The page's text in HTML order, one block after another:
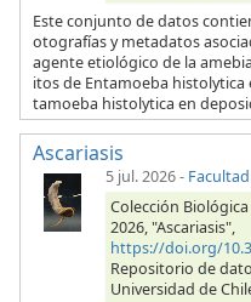
Este conjunto de datos
otografías y metadatos
agente etiológico de la
itos de Entamoeba
tamoeba histolytica en
Ascariasis
5 jul. 2026-
Colección
2026, "Ascariasis",
https://doi.org/
Repositorio de
Universidad de